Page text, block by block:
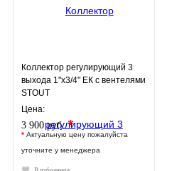
Коллектор регулирующий 3
выхода 1"х3/4" ЕК с вентелями
STOUT
Цена:
3 900 руб.*
* Актуальную цену пожалуйста
уточните у менеджера